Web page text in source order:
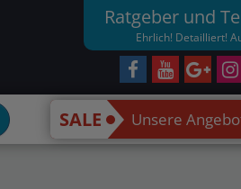
Ratgeber und
Ehrlich! Detailliert!
SALE Unsere